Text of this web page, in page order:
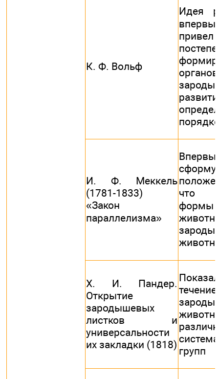
К. Ф. Вольф
Идея
И. Ф. Меккель
(1781-1833)
«Закон
параллелизма»
что
X. И. Пандер.
Открытие
зародышевых
листков и
универсальности
их закладки (1818)
групп